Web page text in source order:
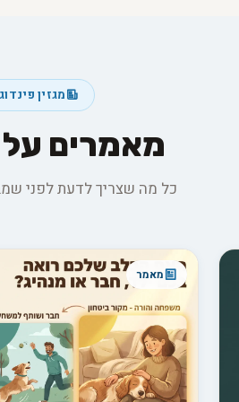
מגזין פינדוג
מאמרים על
כל מה שצריך לדעת לפני
מאמר